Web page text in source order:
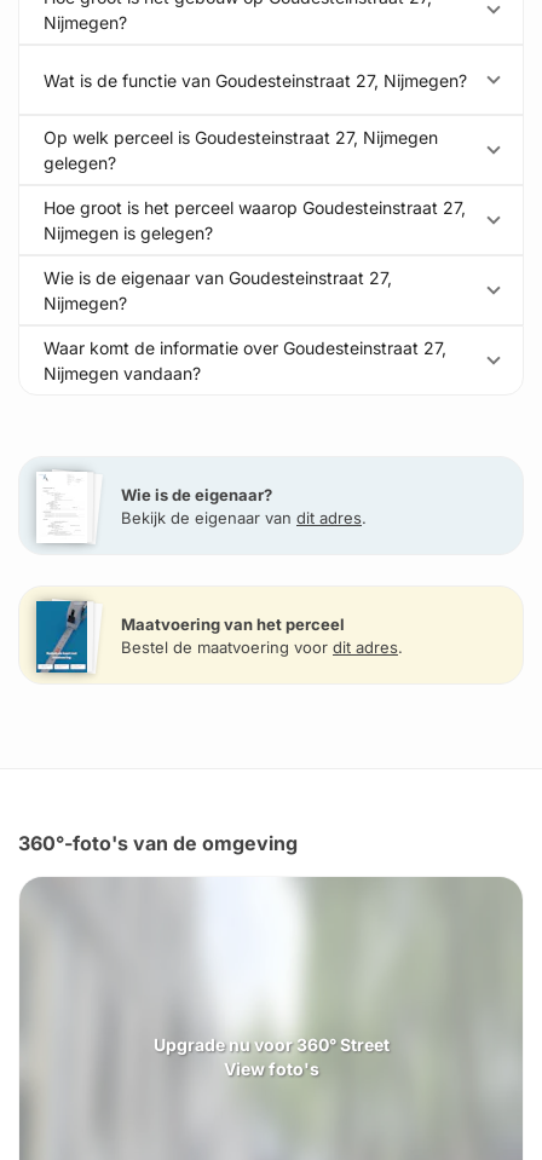
Nijmegen?
Wat is de functie van Goudesteinstraat 27, Nijmegen?
Op welk perceel is Goudesteinstraat 27, Nijmegen
gelegen?
Hoe groot is het perceel waarop Goudesteinstraat 27,
Nijmegen is gelegen?
Wie is de eigenaar van Goudesteinstraat 27,
Nijmegen?
Waar komt de informatie over Goudesteinstraat 27,
Nijmegen vandaan?
Wie is de eigenaar?
Bekijk de eigenaar van dit adres.
Maatvoering van het perceel
Bestel de maatvoering voor dit adres.
360°-foto's van de omgeving
Upgrade nu voor 360° Street
View foto's